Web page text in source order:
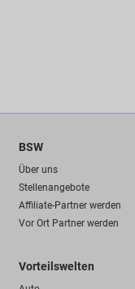
BSW
Über uns
Stellenangebote
Affiliate-Partner werden
Vor Ort Partner werden
Vorteilswelten